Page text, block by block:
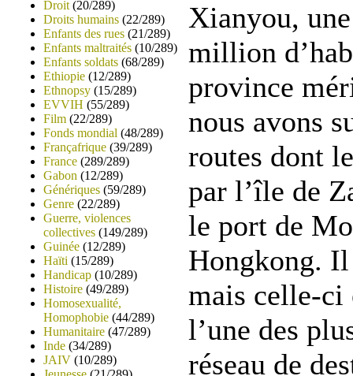
Droit (20/289)
Droits humains (22/289)
Enfants des rues (21/289)
Enfants maltraités (10/289)
Enfants soldats (68/289)
Ethiopie (12/289)
Ethnopsy (15/289)
EVVIH (55/289)
Film (22/289)
Fonds mondial (48/289)
Françafrique (39/289)
France (289/289)
Gabon (12/289)
Génériques (59/289)
Genre (22/289)
Guerre, violences
collectives (149/289)
Guinée (12/289)
Haïti (15/289)
Handicap (10/289)
Histoire (49/289)
Homosexualité,
Homophobie (44/289)
Humanitaire (47/289)
Inde (34/289)
JAIV (10/289)
Xianyou,
million
province
nous avons
routes dont
par l’île de
le port de
Hongkong. Il
mais celle-ci
l’une des
réseau de